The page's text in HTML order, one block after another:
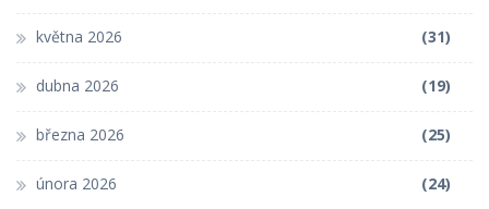
května 2026 (31)
dubna 2026 (19)
března 2026 (25)
února 2026 (24)